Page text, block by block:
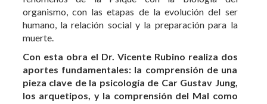
Con esta obra el Dr. Vicente Rubino realiza dos
aportes fundamentales: la comprensión de una
pieza clave de la psicología de Car Gustav Jung,
proyección de la Sombra arquetipal. Obra
esencial de conocimiento y sabiduría que nos
ayuda a entender la arqueología de la Psique y
contribuye al desvelamiento del propio ser y del